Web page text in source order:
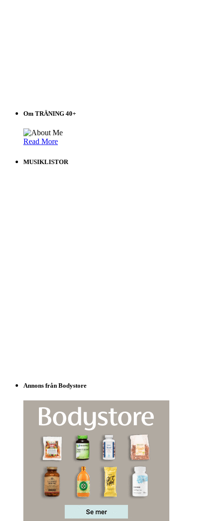
Om TRÄNING 40+
Read More
MUSIKLISTOR
Annons från Bodystore